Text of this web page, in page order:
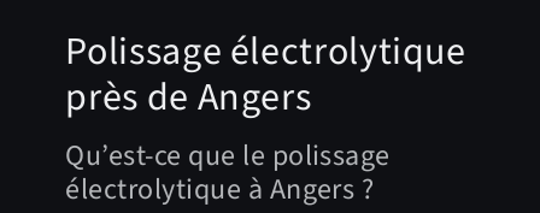
Polissage électrolytique
près de Angers
Qu’est-ce que le polissage
électrolytique à Angers ?